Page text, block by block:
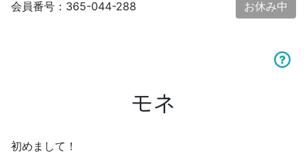
会員番号：365-044-288 お休み中
モネ
初めまして！